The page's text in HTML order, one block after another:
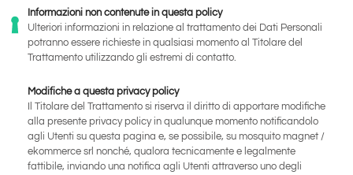
Informazioni non contenute in questa policy
Ulteriori informazioni in relazione al trattamento dei Dati Personali
potranno essere richieste in qualsiasi momento al Titolare del
Trattamento utilizzando gli estremi di contatto.
Modifiche a questa privacy policy
Il Titolare del Trattamento si riserva il diritto di apportare modifiche
alla presente privacy policy in qualunque momento notificandolo
agli Utenti su questa pagina e, se possibile, su mosquito magnet /
ekommerce srl nonché, qualora tecnicamente e legalmente
fattibile, inviando una notifica agli Utenti attraverso uno degli